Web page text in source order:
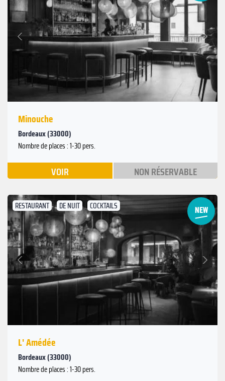
Précédent
Suivant
Minouche
Bordeaux (33000)
Nombre de places : 1-30 pers.
VOIR NON RÉSERVABLE
RESTAURANT DE NUIT COCKTAILS
Précédent
Suivant
L' Amédée
Bordeaux (33000)
Nombre de places : 1-30 pers.